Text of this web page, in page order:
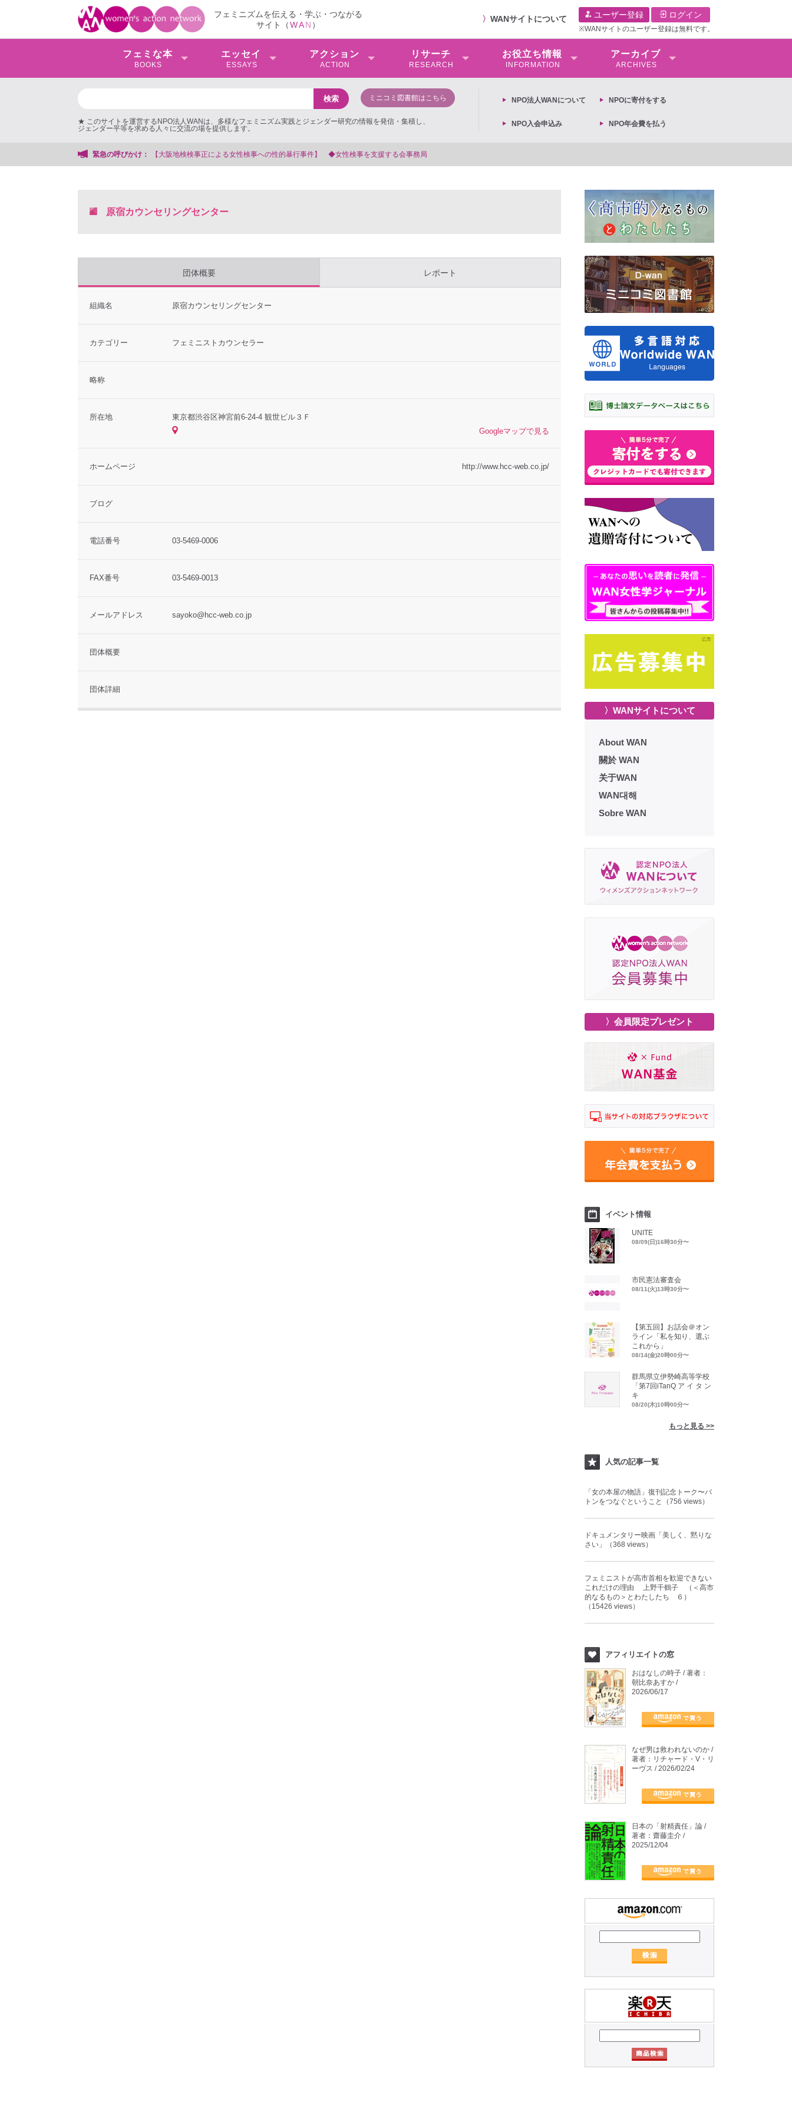
フェミニズムを伝える・学ぶ・つながる
サイト（WAN ）
〉 WANサイトについて ユーザー登録 ログイン
※WANサイトのユーザー登録は無料です。
フェミな本
BOOKS
エッセイ
ESSAYS
アクション
ACTION
リサーチ
RESEARCH
お役⽴ち情報
INFORMATION
アーカイブ
ARCHIVES
ミニコミ図書館はこちら
★ このサイトを運営するNPO法人WANは、多様なフェミニズム実践とジェンダー研究の情報を発信・集積し、
ジェンダー平等を求める人々に交流の場を提供します。
NPO法⼈WANについて NPOに寄付をする
NPO入会申込み NPO年会費を払う
緊急の呼びかけ：
地検検事正による女性検事への性的暴行事件】 ◆女性検事を支援する会事務局
原宿カウンセリングセンター
団体概要 レポート
組織名 原宿カウンセリングセンター
カテゴリー フェミニストカウンセラー
略称
所在地
東京都渋谷区神宮前6-24-4 観世ビル３Ｆ
Googleマップで見る
ホームページ http://www.hcc-web.co.jp/
ブログ
電話番号 03-5469-0006
FAX番号 03-5469-0013
メールアドレス sayoko@hcc-web.co.jp
団体概要
団体詳細
〉WANサイトについて
About WAN
關於 WAN
关于WAN
WAN대해
Sobre WAN
〉会員限定プレゼント
イベント情報
UNITE
08/09(日)16時30分〜
市民憲法審査会
08/11(火)13時30分〜
【第五回】お話会＠オン
ライン「私を知り、選ぶ
これから」
08/14(金)20時00分〜
群馬県立伊勢崎高等学校
「第7回iTanQ ア イ タ ン
キ
08/20(木)10時00分〜
もっと見る >>
人気の記事一覧
「女の本屋の物語」復刊記念トーク〜バ
トンをつなぐということ（756 views）
ドキュメンタリー映画「美しく、黙りな
さい」（368 views）
フェミニストが高市首相を歓迎できない
これだけの理由 上野千鶴子 （＜高市
的なるもの＞とわたしたち ６）
（15426 views）
アフィリエイトの窓
おはなしの時子 / 著者：
朝比奈あすか /
2026/06/17
なぜ男は救われないのか /
著者：リチャード・V・リ
ーヴス / 2026/02/24
日本の「射精責任」論 /
著者：齋藤圭介 /
2025/12/04